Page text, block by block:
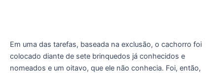
Em uma das tarefas, baseada na exclusão, o cachorro foi
colocado diante de sete brinquedos já conhecidos e
nomeados e um oitavo, que ele não conhecia. Foi, então,